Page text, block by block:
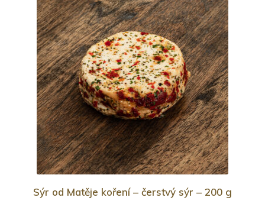
Sýr od Matěje koření – čerstvý sýr – 200 g